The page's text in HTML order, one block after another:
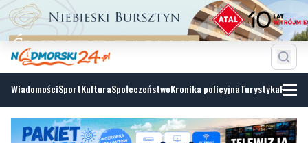
WiadomościSportKulturaSpołeczeństwoKronika policyjnaTurystyka